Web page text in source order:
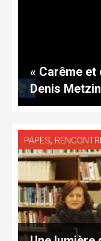
« Carême et
Denis
PAPES,